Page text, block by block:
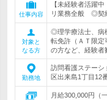
仕事内容
【未経験者活躍
リ業務全般 ◎契
対象と
なる方
◎理学療法士、病
転免許（ＡＴ限
の方など、経験者
勤務地
訪問看護ステー
区出来島1丁目12
月給300,000円（